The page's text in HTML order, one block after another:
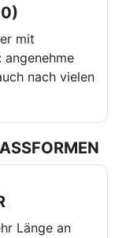
mit
angenehme
nach vielen
Länge an